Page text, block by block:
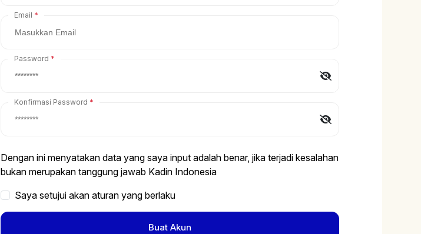
Email
Password
Konfirmasi Password
Dengan ini menyatakan data yang saya input adalah benar, jika terjadi kesalahan
bukan merupakan tanggung jawab Kadin Indonesia
Saya setujui akan aturan yang berlaku
Buat Akun